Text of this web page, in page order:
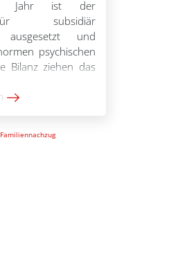
Jahr ist der
für subsidiär
ausgesetzt und
psychischen
Bilanz ziehen das
in ihrem
für subsidiär
Familiennachzug